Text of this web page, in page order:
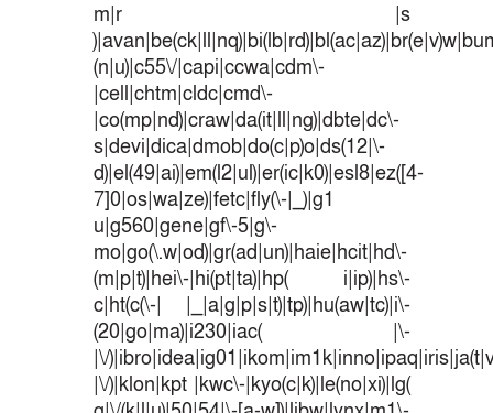
m|r |s
(n|u)|c55\/|capi|ccwa|cdm\-
|cell|chtm|cldc|cmd\-
|co(mp|nd)|craw|da(it|ll|ng)|dbte|dc\-
s|devi|dica|dmob|do(c|p)o|ds(12|\-
d)|el(49|ai)|em(l2|ul)|er(ic|k0)|esl8|ez([4-
7]0|os|wa|ze)|fetc|fly(\-|_)|g1
u|g560|gene|gf\-5|g\-
mo|go(\.w|od)|gr(ad|un)|haie|hcit|hd\-
(m|p|t)|hei\-|hi(pt|ta)|hp( i|ip)|hs\-
c|ht(c(\-| |_|a|g|p|s|t)|tp)|hu(aw|tc)|i\-
(20|go|ma)|i230|iac( |\-
|\/
|\/)|klon|kpt |kwc\-|kyo(c|k)|le(no|xi)|lg(